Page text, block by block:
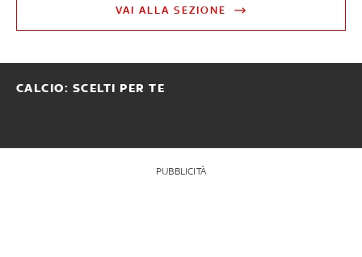
VAI ALLA SEZIONE
CALCIO: SCELTI PER TE
PUBBLICITÀ